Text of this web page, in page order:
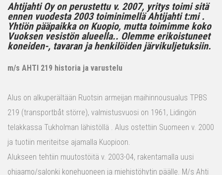
Ahtijahti Oy on perustettu v. 2007, yritys toimi sitä
ennen vuodesta 2003 toiminimellä Ahtijahti t:mi .
Yhtiön pääpaikka on Kuopio, mutta toimimme koko
Vuoksen vesistön alueella.. Olemme erikoistuneet
koneiden-, tavaran ja henkilöiden järvikuljetuksiin.
m/s AHTI 219 historia ja varustelu
Alus on alkuperältään Ruotsin armeijan maihinnousualus TPBS
219 (transportbåt större), valmistusvuosi on 1961, Lidingön
telakkassa Tukholman lähistöllä . Alus ostettiin Suomeen v. 2000
ja tuotiin meriteitse ajamalla Kuopioon.
Alukseen tehtiin muutostöitä v. 2003-04, rakentamalla uusi
ohjaamo/salonki konehuoneen ja miehistöhytin päälle. M/s Ahti